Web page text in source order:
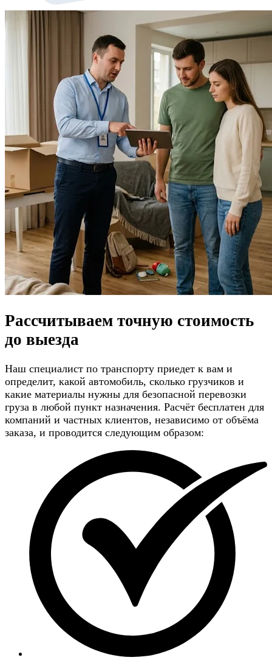
Рассчитываем точную стоимость
до выезда
Наш специалист по транспорту приедет к вам и
определит, какой автомобиль, сколько грузчиков и
какие материалы нужны для безопасной перевозки
груза в любой пункт назначения. Расчёт бесплатен для
компаний и частных клиентов, независимо от объёма
заказа, и проводится следующим образом: